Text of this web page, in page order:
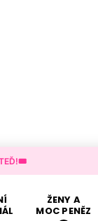
TEĎ!🎟️
ŽENY A
MOC PENĚZ